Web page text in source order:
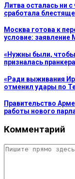
Литва осталась ни
сработала блестяще
Москва готова к
условие:
«Нужны были,
призналась
«Ради выживания
отменил удары по
Правительство
работы нового
Комментарий